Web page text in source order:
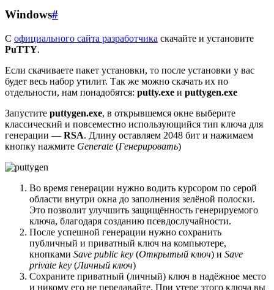
Windows#
С официального сайта разработчика скачайте и установите
PuTTY.
Если скачиваете пакет установки, то после установки у вас
будет весь набор утилит. Так же можно скачать их по
отдельности, нам понадобятся: putty.exe и puttygen.exe
Запустите puttygen.exe, в открывшемся окне выберите
классический и повсеместно использующийся тип ключа для
генерации — RSA. Длину оставляем 2048 бит и нажимаем
кнопку нажмите Generate (Генерировать)
Во время генерации нужно водить курсором по серой
области внутри окна до заполнения зелёной полоски.
Это позволит улучшить защищённость генерируемого
ключа, благодаря созданию псевдослучайности.
После успешной генерации нужно сохранить
публичный и приватный ключ на компьютере,
кнопками Save public key (Открытый ключ) и Save
private key (Личный ключ)
Сохраните приватный (личный) ключ в надёжное место
и никому его не передавайте. При утере этого ключа вы